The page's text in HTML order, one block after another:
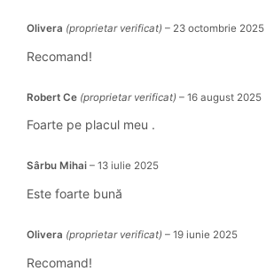
Olivera (proprietar verificat) – 23 octombrie 2025
Recomand!
Robert Ce (proprietar verificat) – 16 august 2025
Foarte pe placul meu .
Sârbu Mihai – 13 iulie 2025
Este foarte bună
Olivera (proprietar verificat) – 19 iunie 2025
Recomand!